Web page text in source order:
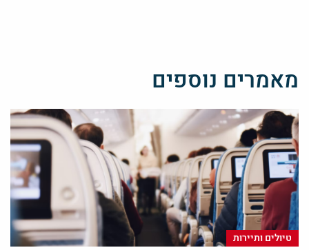
מאמרים נוספים
טיולים ותיירות